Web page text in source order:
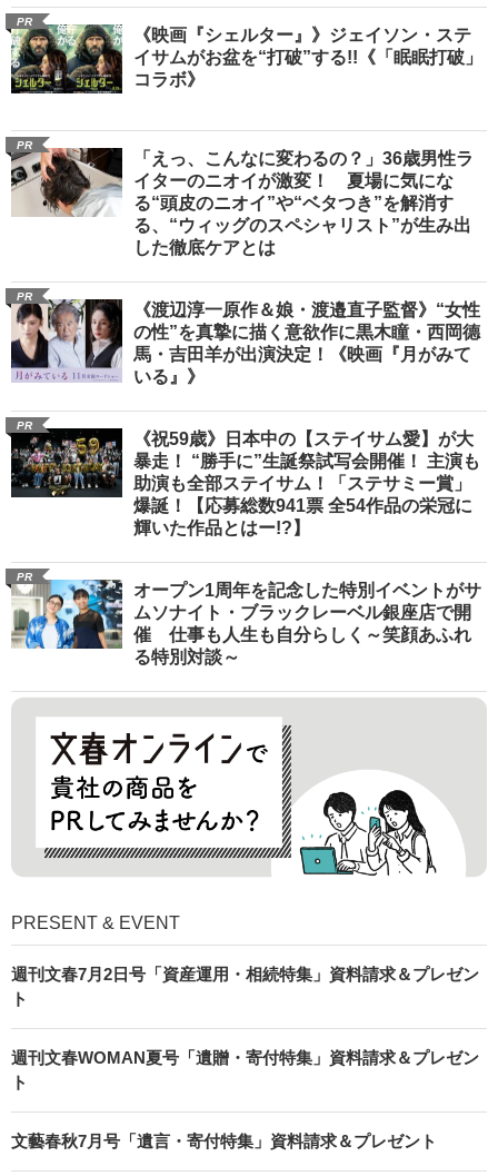
PR
《映画『シェルター』》ジェイソン・ステ
イサムがお盆を“打破”する!!《「眠眠打破」
コラボ》
PR
「えっ、こんなに変わるの？」36歳男性ラ
イターのニオイが激変！ 夏場に気にな
る“頭皮のニオイ”や“ベタつき”を解消す
る、“ウィッグのスペシャリスト”が生み出
した徹底ケアとは
PR
《渡辺淳一原作＆娘・渡邉直子監督》“女性
の性”を真摯に描く意欲作に黒木瞳・西岡德
馬・吉田羊が出演決定！《映画『月がみて
いる』》
PR
《祝59歳》日本中の【ステイサム愛】が大
暴走！ “勝手に”生誕祭試写会開催！ 主演も
助演も全部ステイサム！「ステサミー賞」
爆誕！【応募総数941票 全54作品の栄冠に
輝いた作品とはー!?】
PR
オープン1周年を記念した特別イベントがサ
ムソナイト・ブラックレーベル銀座店で開
催 仕事も人生も自分らしく～笑顔あふれ
る特別対談～
PRESENT & EVENT
週刊文春7月2日号「資産運用・相続特集」資料請求＆プレゼン
ト
週刊文春WOMAN夏号「遺贈・寄付特集」資料請求＆プレゼン
ト
文藝春秋7月号「遺言・寄付特集」資料請求＆プレゼント